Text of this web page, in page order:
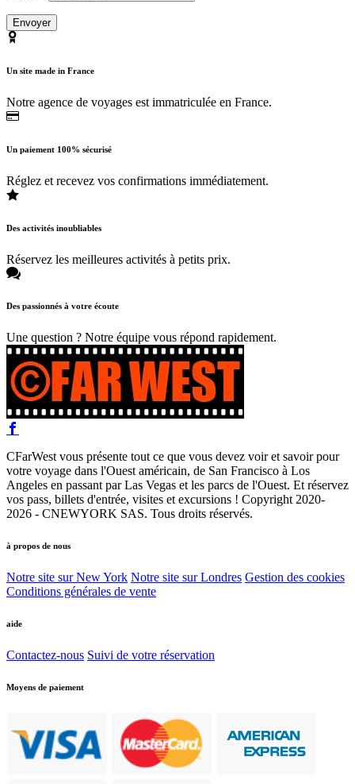
Un site made in France
Notre agence de voyages est immatriculée en France.
Un paiement 100% sécurisé
Réglez et recevez vos confirmations immédiatement.
Des activités inoubliables
Réservez les meilleures activités à petits prix.
Des passionnés à votre écoute
Une question ? Notre équipe vous répond rapidement.
CFarWest vous présente tout ce que vous devez voir et savoir pour
votre voyage dans l'Ouest américain, de San Francisco à Los
Angeles en passant par Las Vegas et les parcs de l'Ouest. Et réservez
vos pass, billets d'entrée, visites et excursions ! Copyright 2020-
2026 - CNEWYORK SAS. Tous droits réservés.
à propos de nous
Notre site sur New York Notre site sur Londres Gestion des cookies
Conditions générales de vente
aide
Contactez-nous Suivi de votre réservation
Moyens de paiement